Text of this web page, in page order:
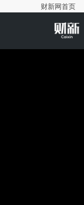
财新网首页